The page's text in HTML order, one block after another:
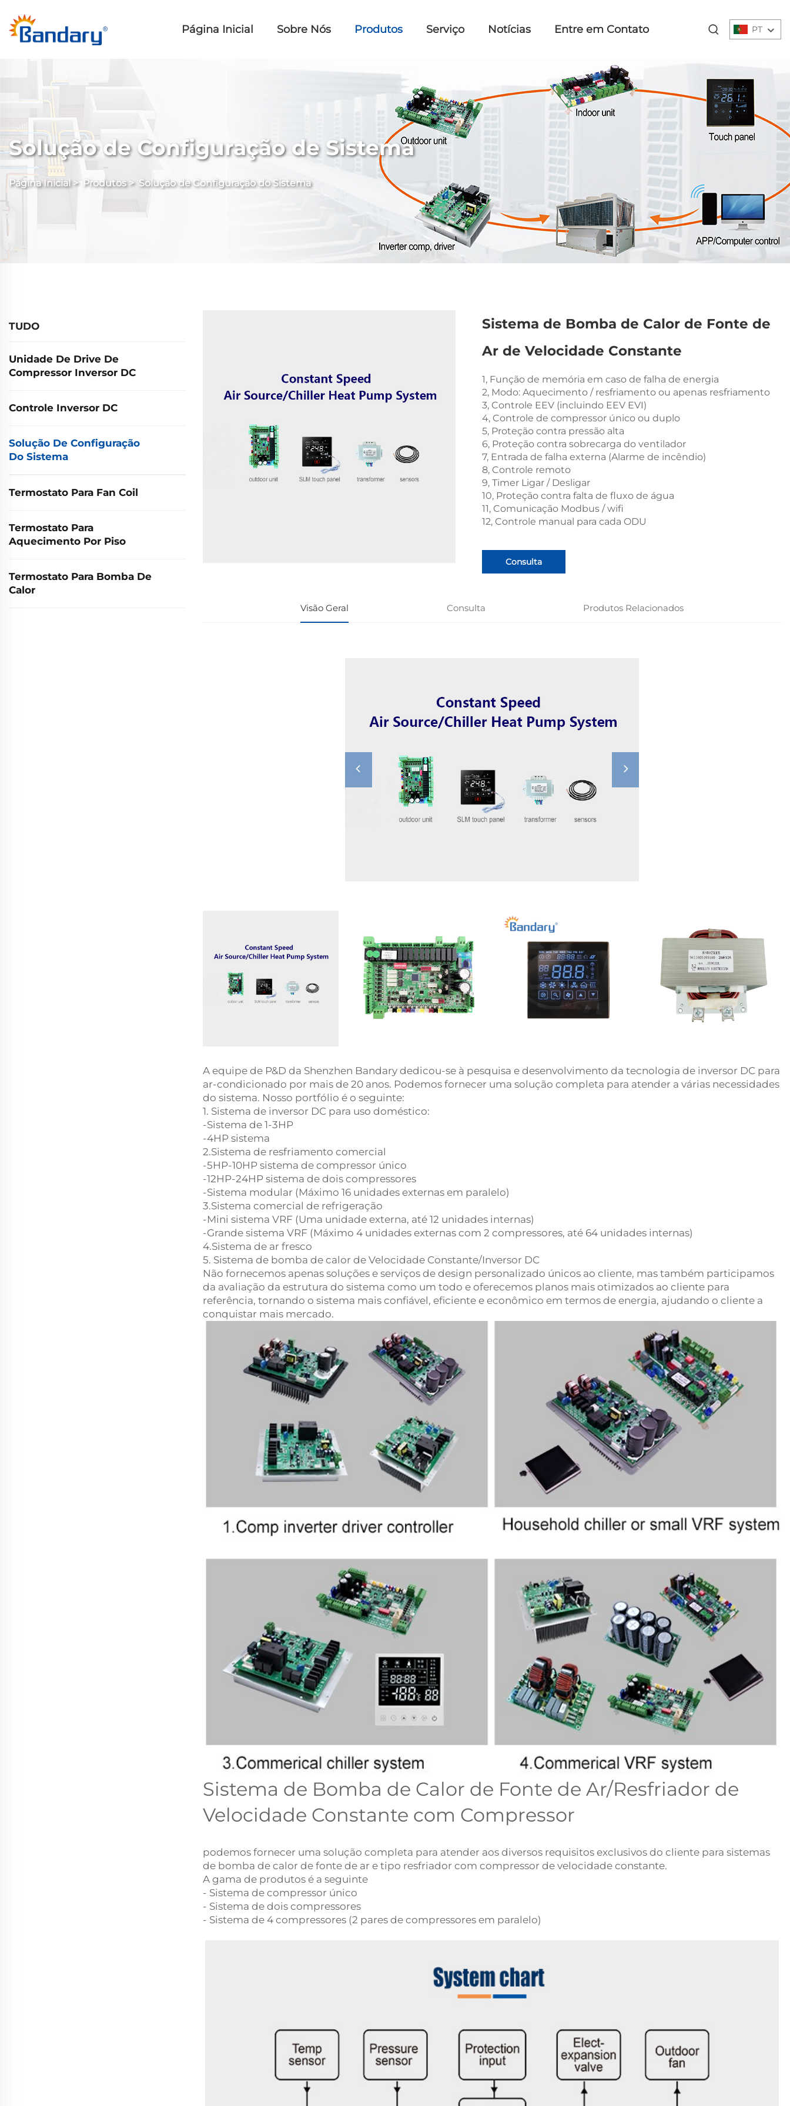
Página Inicial Sobre Nós Produtos Serviço Notícias Entre em Contato PT
Solução de Configuração de Sistema
Página Inicial> Produtos> Solução de Configuração do Sistema
TUDO
Unidade De Drive De
Compressor Inversor DC
Controle Inversor DC
Solução De Configuração
Do Sistema
Termostato Para Fan Coil
Termostato Para
Aquecimento Por Piso
Termostato Para Bomba De
Calor
Sistema de Bomba de Calor de Fonte de
Ar de Velocidade Constante
1, Função de memória em caso de falha de energia
2, Modo: Aquecimento / resfriamento ou apenas resfriamento
3, Controle EEV (incluindo EEV EVI)
4, Controle de compressor único ou duplo
5, Proteção contra pressão alta
6, Proteção contra sobrecarga do ventilador
7, Entrada de falha externa (Alarme de incêndio)
8, Controle remoto
9, Timer Ligar / Desligar
10, Proteção contra falta de fluxo de água
11, Comunicação Modbus / wifi
12, Controle manual para cada ODU
Consulta
Visão Geral Consulta Produtos Relacionados
A equipe de P&D da Shenzhen Bandary dedicou-se à pesquisa e desenvolvimento da tecnologia de inversor DC para
ar-condicionado por mais de 20 anos. Podemos fornecer uma solução completa para atender a várias necessidades
do sistema. Nosso portfólio é o seguinte:
1. Sistema de inversor DC para uso doméstico:
-Sistema de 1-3HP
-4HP sistema
2.Sistema de resfriamento comercial
-5HP-10HP sistema de compressor único
-12HP-24HP sistema de dois compressores
-Sistema modular (Máximo 16 unidades externas em paralelo)
3.Sistema comercial de refrigeração
-Mini sistema VRF (Uma unidade externa, até 12 unidades internas)
-Grande sistema VRF (Máximo 4 unidades externas com 2 compressores, até 64 unidades internas)
4.Sistema de ar fresco
5. Sistema de bomba de calor de Velocidade Constante/Inversor DC
Não fornecemos apenas soluções e serviços de design personalizado únicos ao cliente, mas também participamos
da avaliação da estrutura do sistema como um todo e oferecemos planos mais otimizados ao cliente para
referência, tornando o sistema mais confiável, eficiente e econômico em termos de energia, ajudando o cliente a
conquistar mais mercado.
Sistema de Bomba de Calor de Fonte de Ar/Resfriador de
Velocidade Constante com Compressor
podemos fornecer uma solução completa para atender aos diversos requisitos exclusivos do cliente para sistemas
de bomba de calor de fonte de ar e tipo resfriador com compressor de velocidade constante.
A gama de produtos é a seguinte
- Sistema de compressor único
- Sistema de dois compressores
- Sistema de 4 compressores (2 pares de compressores em paralelo)